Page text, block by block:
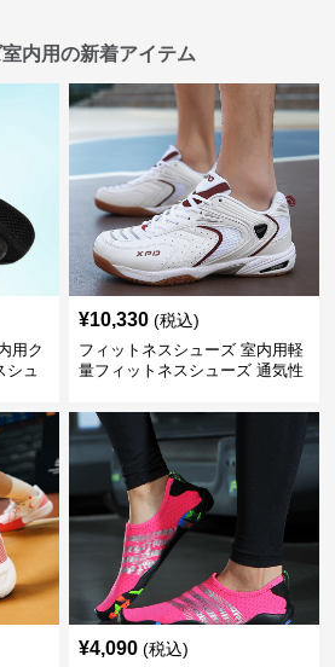
内用の新着アイテム
用ク
シュ
¥10,330 (税込)
フィットネスシューズ 室内用軽
量フィットネスシューズ 通気性
¥4,090 (税込)